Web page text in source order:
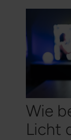
Wie
Licht